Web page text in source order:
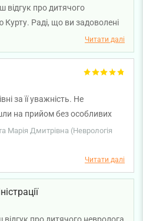
консультація, можете без
лікаря. 10/10
відгук про дитячого
Раді, що ви задоволені
Бажаємо міцного здоров'я!
Читати далі
за її уважність. Не
на прийом без особливих
увагу на потребу дитини в
все було зроблено
ми почали ВЧАСНИЙ
велике Дякую❤️
Марія Дмитрівна (Неврологія
Читати далі